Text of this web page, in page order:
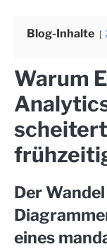
Blog-Inhalte
Warum
Der
eines